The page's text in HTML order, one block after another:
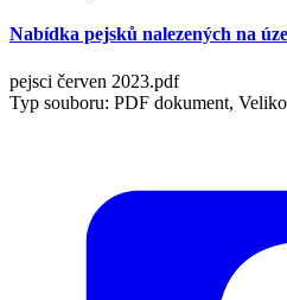
Nabídka pejsků nalezených na
pejsci červen 2023.pdf
Typ souboru: PDF dokument,